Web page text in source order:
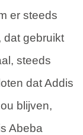
er steeds
dat gebruikt
steeds
dat Addis
blijven,
Abeba